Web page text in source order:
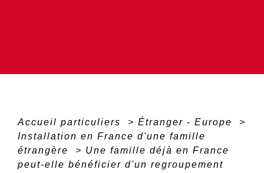
Accueil particuliers > Étranger - Europe
>
Installation en France d'une famille
étrangère
> Une famille déjà en France
peut-elle bénéficier d'un regroupement